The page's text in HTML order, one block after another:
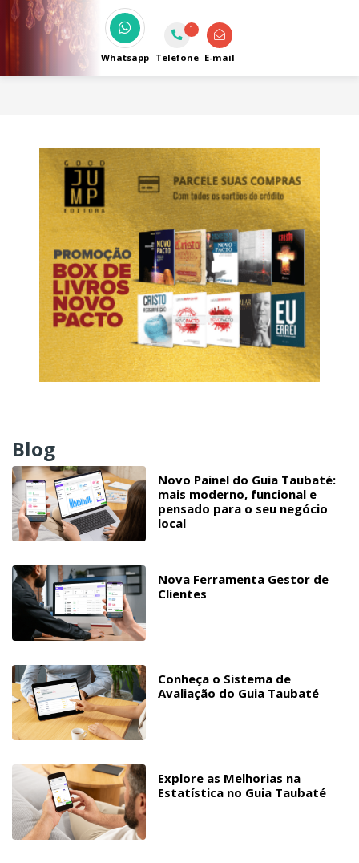
sem compromisso. Há 40 anos iluminando
com qualidade e estilo.
Whatsapp
1
Telefone E-mail
Blog
Novo Painel do Guia Taubaté:
mais moderno, funcional e
pensado para o seu negócio
local
Nova Ferramenta Gestor de
Clientes
Conheça o Sistema de
Avaliação do Guia Taubaté
Explore as Melhorias na
Estatística no Guia Taubaté